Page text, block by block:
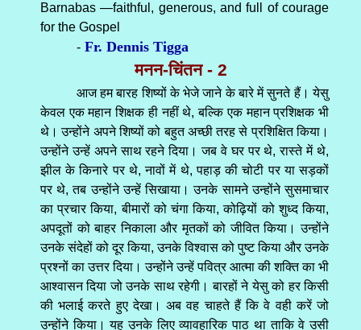
Barnabas —faithful, generous, and full of courage
for the Gospel
-Fr. Dennis Tigga
मनन-चिंतन - 2
आज हम बारह शिष्यों के भेजे जाने के बारे में सुनते हैं। येसु
केवल एक महान शिक्षक ही नहीं थे, बल्कि एक महान प्रशिक्षक भी
थे। उन्होंने अपने शिष्यों को बहुत अच्छी तरह से प्रशिक्षित किया।
उन्होंने उन्हें अपने साथ रहने दिया। जब वे घर पर थे, रास्ते में थे,
झील के किनारे पर थे, नावों में थे, पहाड़ की चोटी पर या सड़कों
पर थे, तब उन्होंने उन्हें सिखाया। उनके सामने उन्होंने सुसमाचार
का प्रचार किया, बीमारों को चंगा किया, कोढ़ियों को शुध्द किया,
अपदूतों को बाहर निकाला और मृतकों को जीवित किया। उन्होंने
उनके संदेहों को दूर किया, उनके विश्वास को पुष्ट किया और उनके
प्रश्नों का उत्तर दिया। उन्होंने उन्हें पवित्र आत्मा की शक्ति का भी
आश्वासन दिया जो उनके साथ रहेगी। बारहों ने येसु को हर किसी
की भलाई करते हुए देखा। अब वह चाहते हैं कि वे वही करें जो
उन्होंने किया। यह उनके लिए व्यावहारिक पाठ था ताकि वे उसी